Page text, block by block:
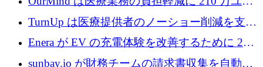
ロを寄付
TurnUp は医療提供者のノーショー削減を支援
するために 200 万ユーロを調達
Enera が EV の充電体験を改善するために 200
万ドルを調達
sunbay.io が財務チームの請求書収集を自動化